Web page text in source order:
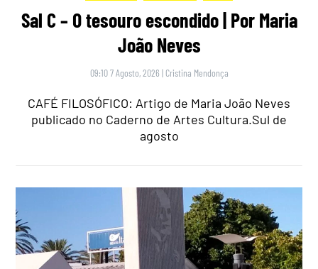
Sal C – O tesouro escondido | Por Maria
João Neves
09:10 7 Agosto, 2026 | Cristina Mendonça
CAFÉ FILOSÓFICO: Artigo de Maria João Neves
publicado no Caderno de Artes Cultura.Sul de
agosto